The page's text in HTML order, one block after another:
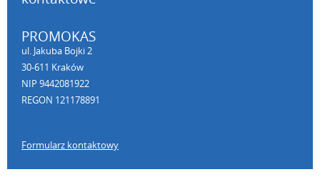
PROMOKAS
ul. Jakuba Bojki 2
30-611 Kraków
NIP 9442081922
REGON 121178891
Formularz kontaktowy